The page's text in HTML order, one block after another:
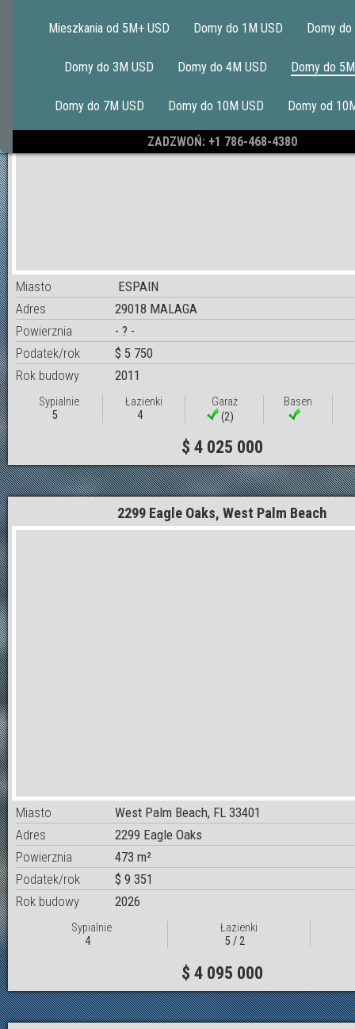
Mieszkania od 5M+ USD Domy do 1M USD Domy
Domy do 3M USD Domy do 4M USD Domy do
Domy do 7M USD Domy do 10M USD Domy od
ZADZWOŃ: +1 786-468-4380
Miasto
ESPAIN
Adres
29018 MALAGA
Powierznia
- ? -
Podatek/rok
$ 5 750
Rok budowy
2011
Sypialnie
5
Łazienki
4
Garaż
(2)
Basen
$ 4 025 000
2299 Eagle Oaks, West Palm Beach
Miasto
West Palm Beach, FL 33401
Adres
2299 Eagle Oaks
Powierznia
473 m²
Podatek/rok
$ 9 351
Rok budowy
2026
Sypialnie
4
Łazienki
5 / 2
$ 4 095 000